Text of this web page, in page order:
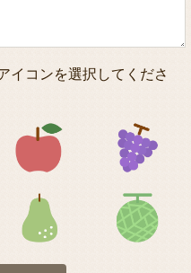
イコンを選択してくださ
イコン2 アイコン3
イコン6 アイコン7